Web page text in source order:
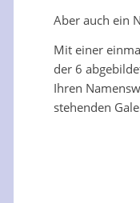
Aber auch ein
Mit einer
der 6
Ihren
stehenden